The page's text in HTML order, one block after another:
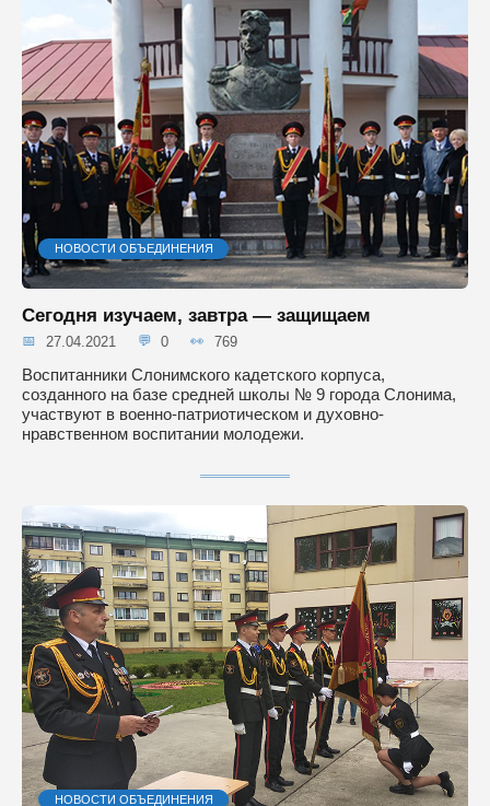
НОВОСТИ ОБЪЕДИНЕНИЯ
Сегодня изучаем, завтра — защищаем
27.04.2021 0 769
Воспитанники Слонимского кадетского корпуса,
созданного на базе средней школы № 9 города Слонима,
участвуют в военно-патриотическом и духовно-
нравственном воспитании молодежи.
НОВОСТИ ОБЪЕДИНЕНИЯ